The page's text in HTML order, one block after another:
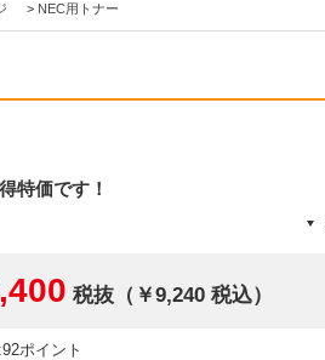
> NEC用トナー
特価です！
税抜（￥9,240 税込）
ポイント